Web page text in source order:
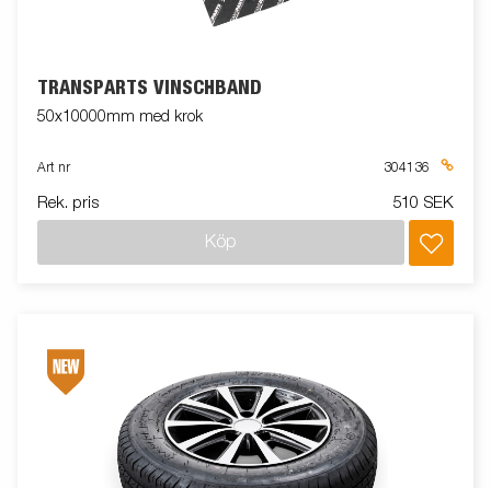
TRANSPARTS VINSCHBAND
50x10000mm med krok
Art nr 304136
Rek. pris 510 SEK
Köp